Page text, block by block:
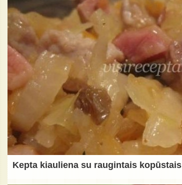
Kepta kiauliena su raugintais kopūstais